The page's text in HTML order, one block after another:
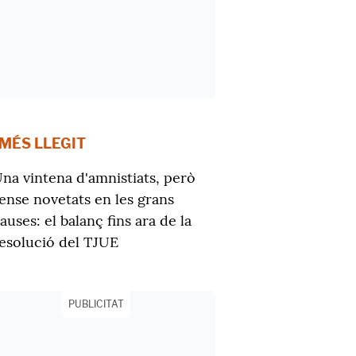
LLEGIT
vintena d'amnistiats, però
novetats en les grans
el balanç fins ara de la
del TJUE
PUBLICITAT